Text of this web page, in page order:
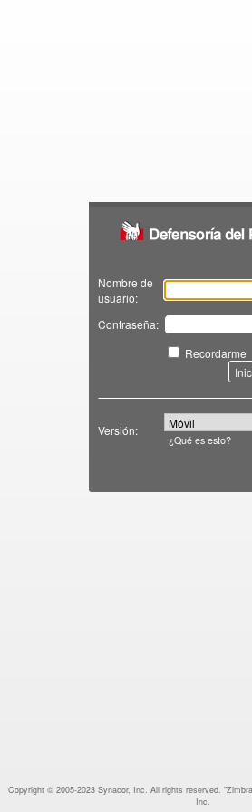
Zimbra
Nombre de
usuario:
Contraseña:
Recordarme
Versión:
¿Qué es esto?
Copyright © 2005-2023 Synacor, Inc. All rights reserved.
Inc.